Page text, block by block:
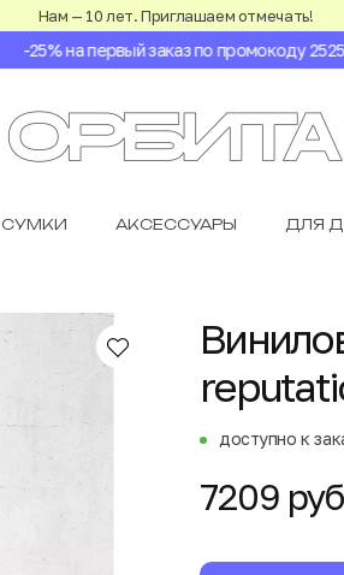
Нам — 10 лет. Приглашаем отмечать!
-25% на первый заказ по промокоду 2525
СУМКИ АКСЕССУАРЫ ДЛЯ
доступно к
7209